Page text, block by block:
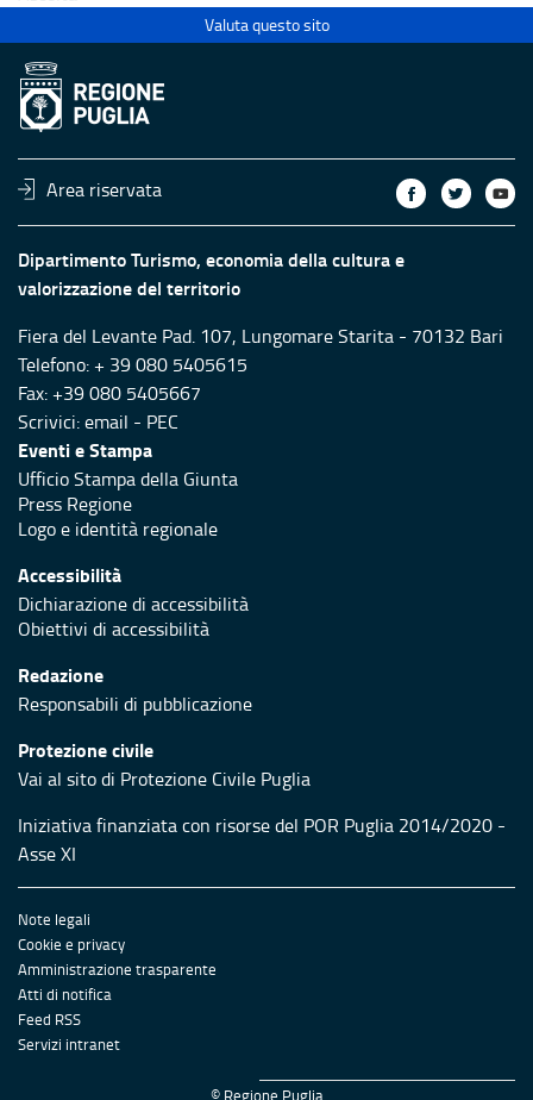
Valuta questo sito
Area riservata
Dipartimento Turismo, economia della cultura e
valorizzazione del territorio
Fiera del Levante Pad. 107, Lungomare Starita - 70132 Bari
Telefono: + 39 080 5405615
Fax: +39 080 5405667
Scrivici:email - PEC
Eventi e Stampa
Ufficio Stampa della Giunta
Press Regione
Logo e identità regionale
Accessibilità
Dichiarazione di accessibilità
Obiettivi di accessibilità
Redazione
Responsabili di pubblicazione
Protezione civile
Vai al sito di Protezione Civile Puglia
Iniziativa finanziata con risorse del POR Puglia 2014/2020 -
Asse XI
Note legali
Cookie e privacy
Amministrazione trasparente
Atti di notifica
Feed RSS
Servizi intranet
© Regione Puglia